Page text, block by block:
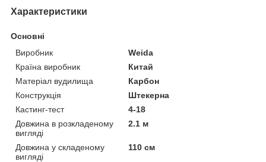
Характеристики
Основні
Виробник
Weida
Країна виробник
Китай
Матеріал вудилища
Карбон
Конструкція
Штекерна
Кастинг-тест
4-18
Довжина в розкладеному
вигляді
2.1 м
Довжина у складеному
вигляді
110 см